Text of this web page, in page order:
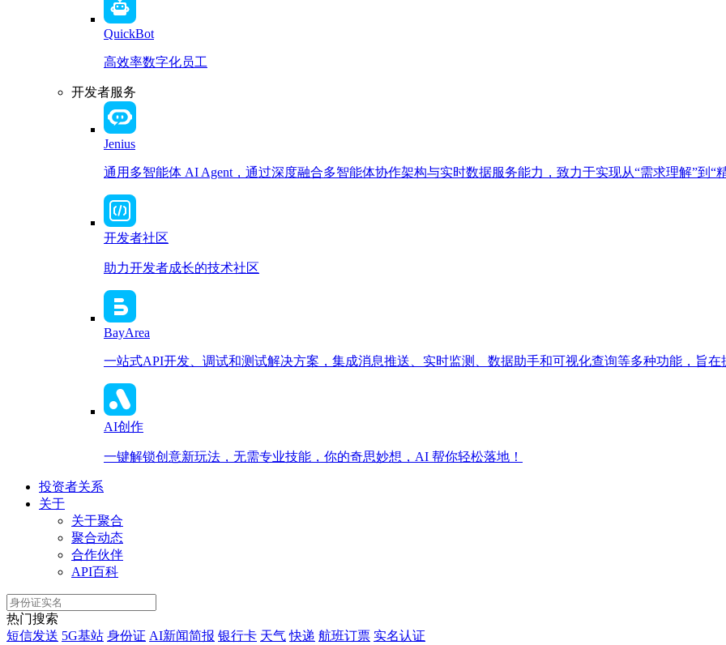
QuickBot
高效率数字化员工
开发者服务
Jenius
通用多智能体 AI Agent，通过深度融合多智能体协作架构与实时数据服务能力，致力于实现从“需求理解”到“
开发者社区
助力开发者成长的技术社区
BayArea
一站式API开发、调试和测试解决方案，集成消息推送、实时监测、数据助手和可视化查询等多种功能，旨在
AI创作
一键解锁创意新玩法，无需专业技能，你的奇思妙想，AI 帮你轻松落地！
投资者关系
关于
关于聚合
聚合动态
合作伙伴
API百科
热门搜索
短信发送 5G基站 身份证 AI新闻简报 银行卡 天气 快递 航班订票 实名认证